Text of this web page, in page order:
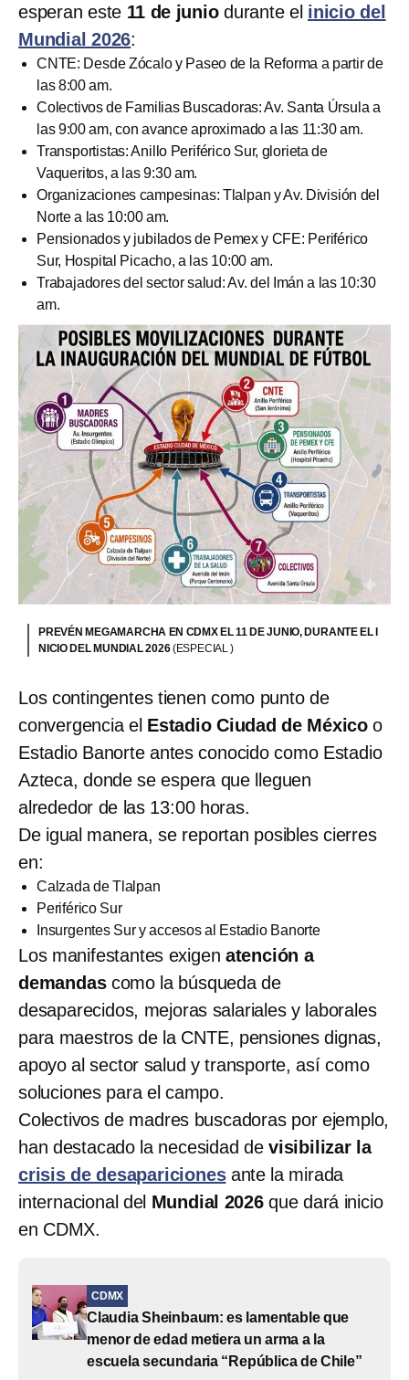
esperan este 11 de juniodurante el inicio del
Mundial 2026:
CNTE: Desde Zócalo y Paseo de la Reforma a partir de
las 8:00 am.
Colectivos de Familias Buscadoras: Av. Santa Úrsula a
las 9:00 am, con avance aproximado a las 11:30 am.
Transportistas: Anillo Periférico Sur, glorieta de
Vaqueritos, a las 9:30 am.
Organizaciones campesinas: Tlalpan y Av. División del
Norte a las 10:00 am.
Pensionados y jubilados de Pemex y CFE: Periférico
Sur, Hospital Picacho, a las 10:00 am.
Trabajadores del sector salud: Av. del Imán a las 10:30
am.
PREVÉN MEGAMARCHA EN CDMX EL 11 DE JUNIO, DURANTE EL I
NICIO DEL MUNDIAL 2026(ESPECIAL )
Los contingentes tienen como punto de
convergencia el Estadio Ciudad de México o
Estadio Banorte antes conocido como Estadio
Azteca, donde se espera que lleguen
alrededor de las 13:00 horas.
De igual manera, se reportan posibles cierres
en:
Calzada de Tlalpan
Periférico Sur
Insurgentes Sur y accesos al Estadio Banorte
Los manifestantes exigen atención a
demandas como la búsqueda de
desaparecidos, mejoras salariales y laborales
para maestros de la CNTE, pensiones dignas,
apoyo al sector salud y transporte, así como
soluciones para el campo.
Colectivos de madres buscadoras por ejemplo,
han destacado la necesidad de visibilizar la
crisis de desapariciones ante la mirada
internacional del Mundial 2026que dará inicio
en CDMX.
CDMX
Claudia Sheinbaum: es lamentable que
menor de edad metiera un arma a la
escuela secundaria “República de Chile”